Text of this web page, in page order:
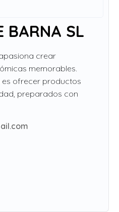
BARNA SL
crear
memorables.
ofrecer productos
preparados con